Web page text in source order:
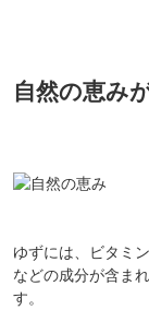
自然の恵み
ゆずには、ビタミ
などの成分が含ま
す。